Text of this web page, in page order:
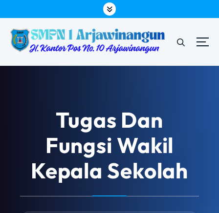
e
Tugas Dan
Fungsi Wakil
Kepala Sekolah